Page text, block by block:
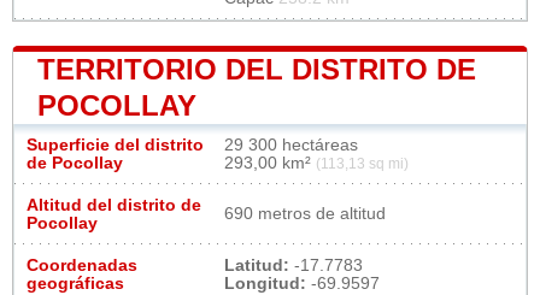
TERRITORIO DEL DISTRITO DE
POCOLLAY
Superficie del distrito
de Pocollay
29 300 hectáreas
293,00 km² (113,13 sq mi)
Altitud del distrito de
Pocollay
690 metros de altitud
Coordenadas
geográficas
Latitud: -17.7783
Longitud: -69.9597